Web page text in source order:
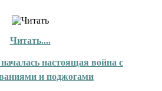
Читать....
настоящая война с
и поджогами